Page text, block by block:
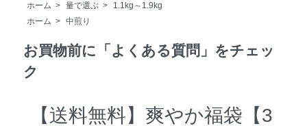
ホーム > 量で選ぶ >
1.1kg～1.9kg
ホーム > 中煎り
お買物前に「よくある質問」をチェッ
ク
【送料無料】爽やか福袋【3